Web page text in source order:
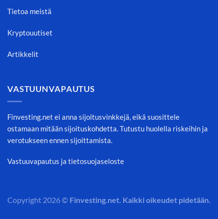
Tietoa meistä
Kryptouutiset
Artikkelit
VASTUUNVAPAUTUS
Finvesting.net ei anna sijoitusvinkkejä, eikä suosittele
ostamaan mitään sijoituskohdetta. Tutustu huolella riskeihin ja
verotukseen ennen sijoittamista.
Vastuuvapautus ja tietosuojaseloste
Copyright 2026 © Finvesting.net. Kaikki oikeudet pidetään.